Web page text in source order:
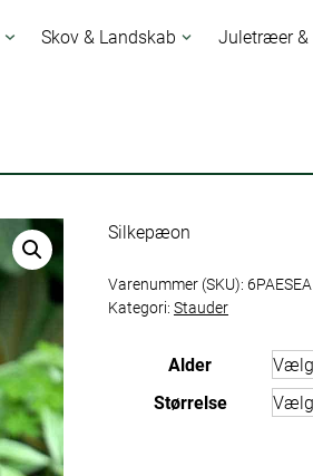
Skov & Landskab Juletræer &
Silkepæon
Varenummer (SKU): 6PAESEA
Kategori: Stauder
Alder
Størrelse